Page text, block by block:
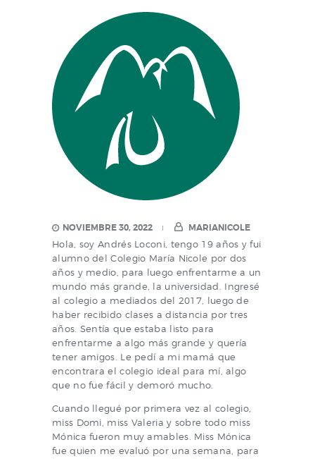
NOVIEMBRE 30, 2022
MARIANICOLE
Hola, soy Andrés Loconi, tengo 19 años y fui
alumno del Colegio María Nicole por dos
años y medio, para luego enfrentarme a un
mundo más grande, la universidad. Ingresé
al colegio a mediados del 2017, luego de
haber recibido clases a distancia por tres
años. Sentía que estaba listo para
enfrentarme a algo más grande y quería
tener amigos. Le pedí a mi mamá que
encontrara el colegio ideal para mí, algo
que no fue fácil y demoró mucho.
Cuando llegué por primera vez al colegio,
miss Domi, miss Valeria y sobre todo miss
Mónica fueron muy amables. Miss Mónica
fue quien me evaluó por una semana, para